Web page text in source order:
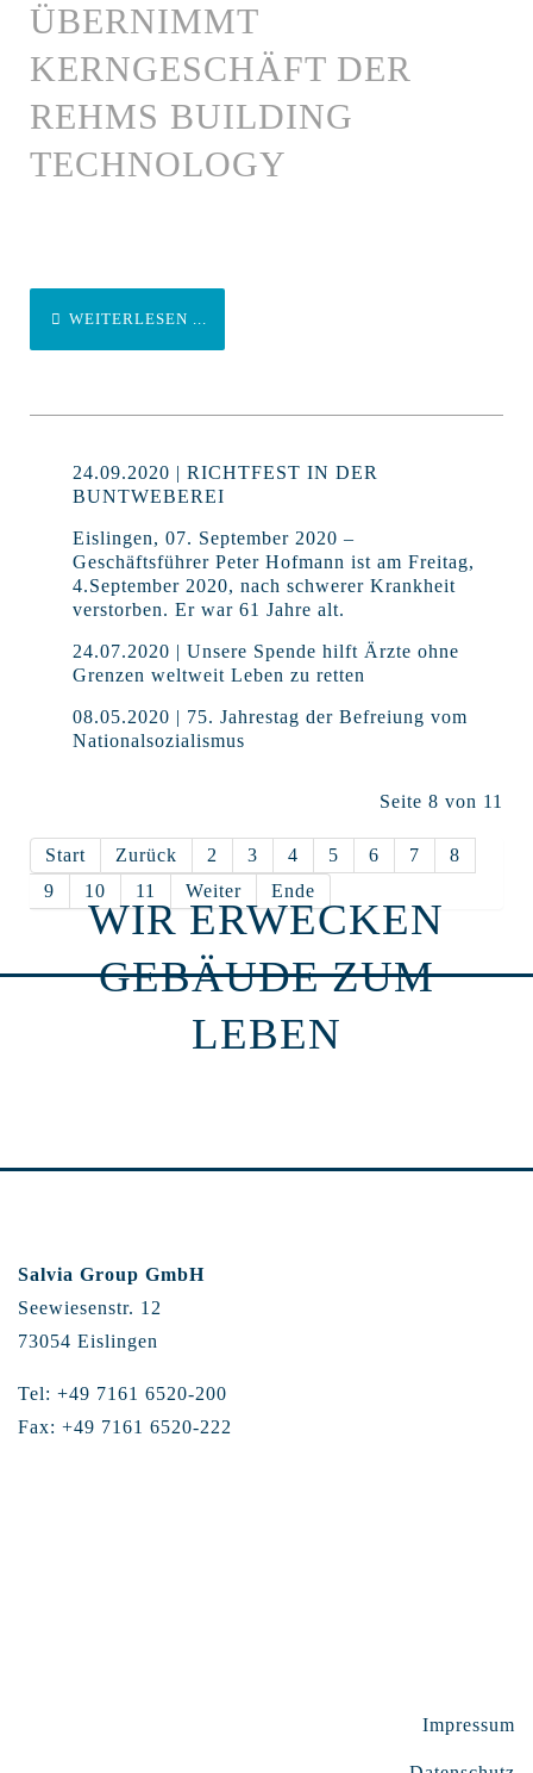
ÜBERNIMMT
KERNGESCHÄFT DER
REHMS BUILDING
TECHNOLOGY
WEITERLESEN ...
24.09.2020 | RICHTFEST IN DER
BUNTWEBEREI
Eislingen, 07. September 2020 –
Geschäftsführer Peter Hofmann ist am Freitag,
4.September 2020, nach schwerer Krankheit
verstorben. Er war 61 Jahre alt.
24.07.2020 | Unsere Spende hilft Ärzte ohne
Grenzen weltweit Leben zu retten
08.05.2020 | 75. Jahrestag der Befreiung vom
Nationalsozialismus
Seite 8 von 11
Start Zurück 2 3 4 5 6 7
8
9
10 11 Weiter Ende
WIR ERWECKEN
GEBÄUDE ZUM
LEBEN
Salvia Group GmbH
Seewiesenstr. 12
73054 Eislingen
Tel: +49 7161 6520-200
Fax: +49 7161 6520-222
Impressum